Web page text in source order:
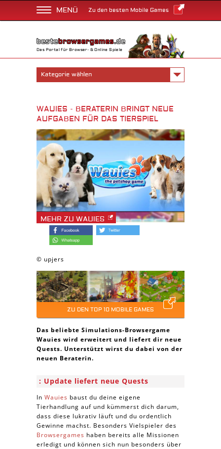
MENÜ Zu den besten Mobile Games
Das Portal für Browser- & Online Spiele
Kategorie wählen
WAUIES - BERATERIN BRINGT NEUE
AUFGABEN FÜR DAS TIERSPIEL
MEHR ZU WAUIES
© upjers
ZU DEN TOP 10 MOBILE GAMES
Das beliebte Simulations-Browsergame
Wauies wird erweitert und liefert dir neue
Quests. Unterstützt wirst du dabei von der
neuen Beraterin.
Update liefert neue Quests
In Wauies baust du deine eigene
Tierhandlung auf und kümmerst dich darum,
dass diese lukrativ läuft und du ordentlich
Gewinne machst. Besonders Vielspieler des
Browsergames haben bereits alle Missionen
erledigt und können sich nun besonders über